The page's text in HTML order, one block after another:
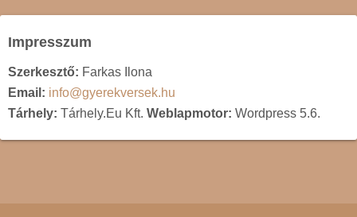
Impresszum
Szerkesztő: Farkas Ilona
Email: info@gyerekversek.hu
Tárhely: Tárhely.Eu Kft. Weblapmotor: Wordpress 5.6.